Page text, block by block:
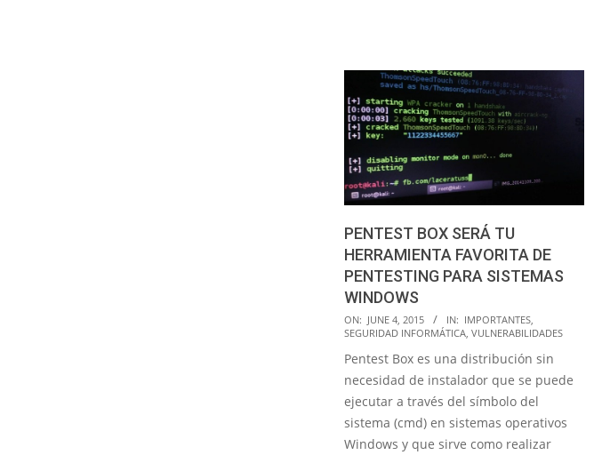
PENTEST BOX SERÁ TU
HERRAMIENTA FAVORITA DE
PENTESTING PARA SISTEMAS
WINDOWS
2015-
06-
04
ON: JUNE 4, 2015 IN: IMPORTANTES
SEGURIDAD INFORMÁTICA VULNERABILIDADES
Pentest Box es una distribución sin
necesidad de instalador que se puede
ejecutar a través del símbolo del
sistema (cmd) en sistemas operativos
Windows y que sirve como realizar